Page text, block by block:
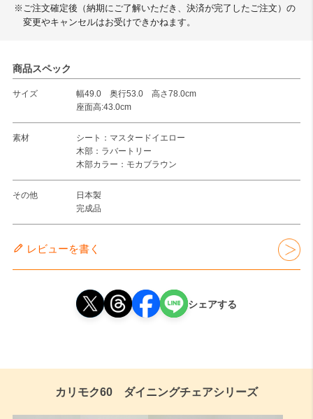
※ご注文確定後（納期にご了解いただき、決済が完了したご注文）の
変更やキャンセルはお受けできかねます。
商品スペック
サイズ
幅49.0 奥行53.0 高さ78.0cm
座面高:43.0cm
素材
シート：マスタードイエロー
木部：ラバートリー
木部カラー：モカブラウン
その他
日本製
完成品
レビューを書く
シェアする
カリモク60 ダイニングチェアシリーズ